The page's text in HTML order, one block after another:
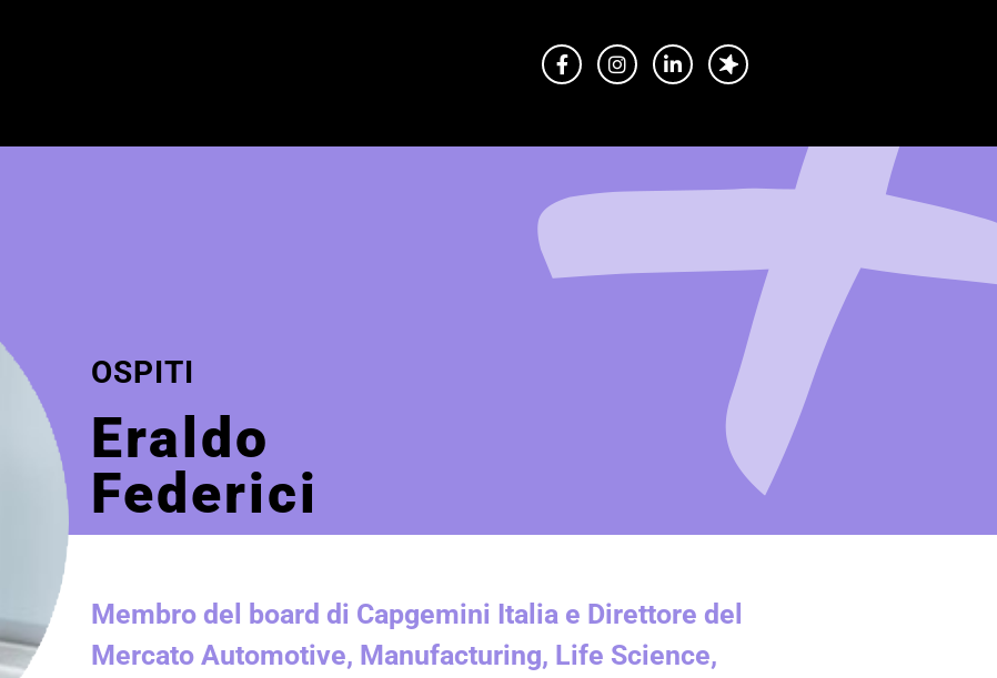
OSPITI
Eraldo
Federici
Membro del board di Capgemini Italia e Direttore del
Mercato Automotive, Manufacturing, Life Science,